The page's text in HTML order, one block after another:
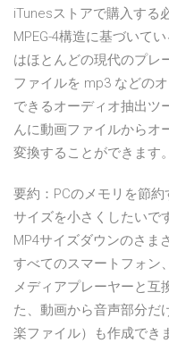
iTunesストアで購入する
MPEG-4構造に基づいて
はほとんどの現代のプレ
ファイルを mp3 などの
できるオーディオ抽出ツ
んに動画ファイルからオ
変換することができます。
要約：PCのメモリを節
サイズを小さくしたいで
MP4サイズダウンのさま
すべてのスマートフォン
メディアプレーヤーと互
た、動画から音声部分だ
楽ファイル）も作成でき